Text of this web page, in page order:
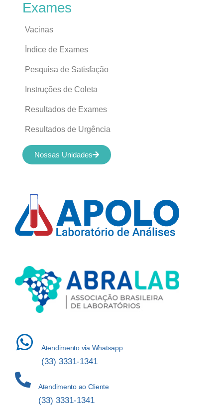
Atendimento via Whatsapp
(33) 3331-1341
Atendimento ao Cliente
(33) 3331-1341
Exames
Vacinas
Índice de Exames
Pesquisa de Satisfação
Instruções de Coleta
Resultados de Exames
Resultados de Urgência
Nossas Unidades